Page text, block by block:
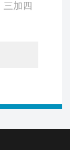
三加四